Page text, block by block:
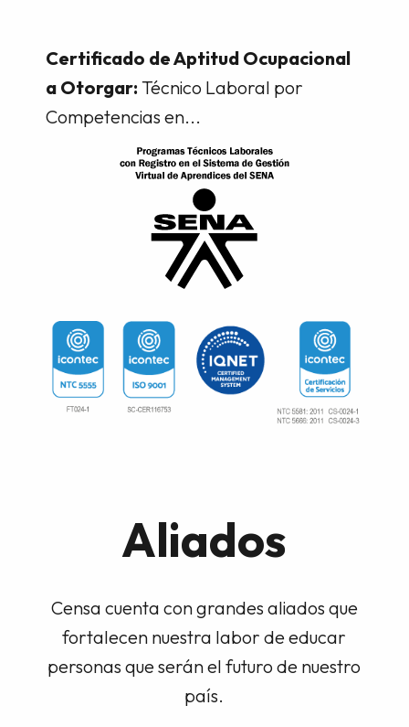
Certificado de Aptitud Ocupacional
a Otorgar: Técnico Laboral por
Competencias en...
Aliados
Censa cuenta con grandes aliados que
fortalecen nuestra labor de educar
personas que serán el futuro de nuestro
país.